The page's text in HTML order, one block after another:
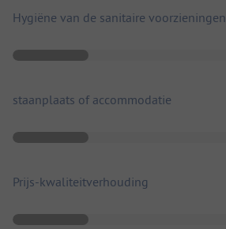
Hygiëne van de sanitaire voorzieningen
staanplaats of accommodatie
Prijs-kwaliteitverhouding